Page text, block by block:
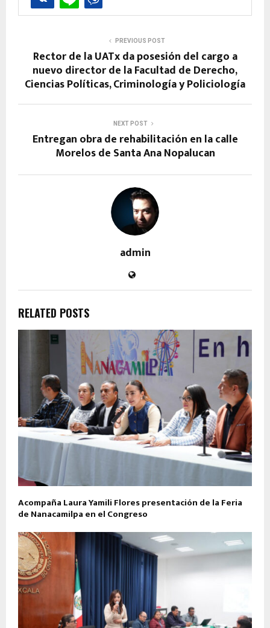
PREVIOUS POST
Rector de la UATx da posesión del cargo a
nuevo director de la Facultad de Derecho,
Ciencias Políticas, Criminología y Policiología
NEXT POST
Entregan obra de rehabilitación en la calle
Morelos de Santa Ana Nopalucan
admin
RELATED POSTS
Acompaña Laura Yamili Flores presentación de la Feria
de Nanacamilpa en el Congreso